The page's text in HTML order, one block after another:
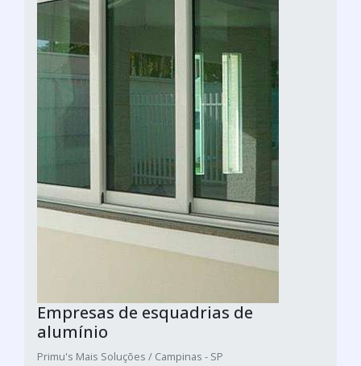
Empresas de esquadrias de
alumínio
Primu's Mais Soluções / Campinas - SP